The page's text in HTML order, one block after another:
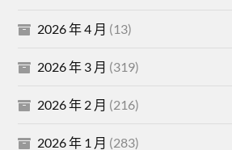
2026 年 4 月 (13)
2026 年 3 月 (319)
2026 年 2 月 (216)
2026 年 1 月 (283)